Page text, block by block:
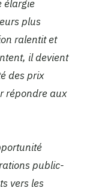
élargie
plus
ralentit et
il devient
des prix
répondre aux
public-
vers les